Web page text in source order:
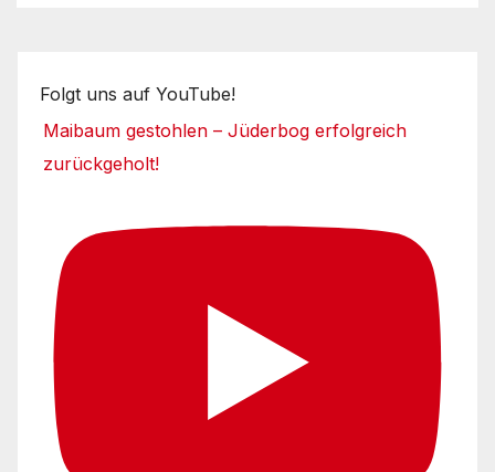
Folgt uns auf YouTube!
Maibaum gestohlen – Jüderbog erfolgreich
zurückgeholt!